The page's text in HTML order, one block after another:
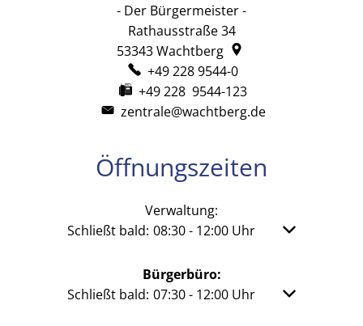
- Der Bürgermeister -
Rathausstraße 34
53343Wachtberg
+49 228 9544-0
+49 228 9544-123
zentrale@wachtberg.de
Öffnungszeiten
Verwaltung:
Klicken, um weitere Öffnungs- oder
Schließt bald: 08:30- 12:00 Uhr Von 08:30
Bürgerbüro:
Klicken, um weitere Öffnungs- oder
Schließt bald: 07:30- 12:00 Uhr Von 07:30